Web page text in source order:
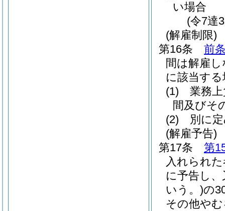
い場合
(令7達
(解雇制限)
第16条
前
間は解雇
に該当す
(1)
業務
間及びそ
(2)
別に
(解雇予告)
第17条
第
入れられ
に予告し
いう。)の
その他や